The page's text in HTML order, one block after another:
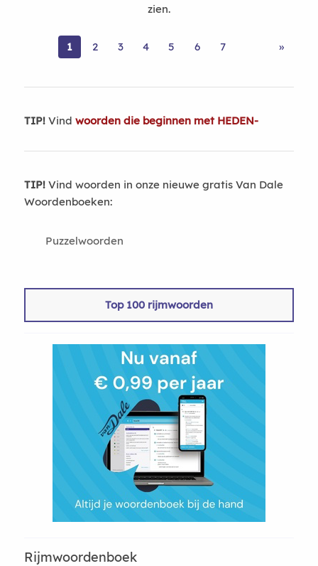
zien.
1 2 3 4 5 6 7 »
TIP!Vind woorden die beginnen met HEDEN-
TIP!Vind woorden in onze nieuwe gratis Van Dale
Woordenboeken:
Puzzelwoorden
Top 100 rijmwoorden
Rijmwoordenboek